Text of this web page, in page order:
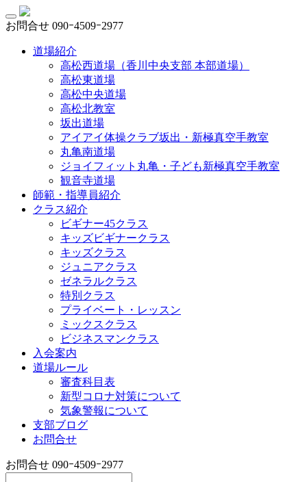
お問合せ 090ｰ4509ｰ2977
道場紹介
高松西道場（香川中央支部 本部道場）
高松東道場
高松中央道場
高松北教室
坂出道場
アイアイ体操クラブ坂出・新極真空手教室
丸亀南道場
ジョイフィット丸亀・子ども新極真空手教室
観音寺道場
師範・指導員紹介
クラス紹介
ビギナー45クラス
キッズビギナークラス
キッズクラス
ジュニアクラス
ゼネラルクラス
特別クラス
プライベート・レッスン
ミックスクラス
ビジネスマンクラス
入会案内
道場ルール
審査科目表
新型コロナ対策について
気象警報について
支部ブログ
お問合せ
お問合せ 090ｰ4509ｰ2977